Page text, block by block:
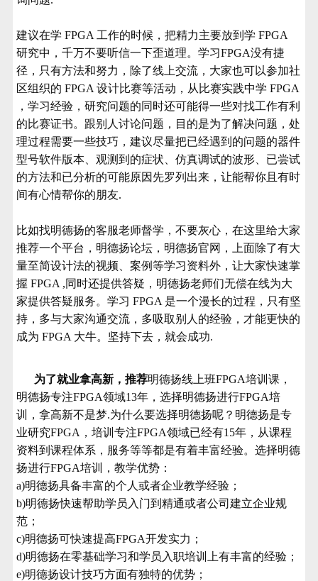
建议在学 FPGA 工作的时候，把精力主要放到学 FPGA
研究中，千万不要听信一下歪道理。学习FPGA没有捷
径，只有方法和努力，除了线上交流，大家也可以参加社
区组织的 FPGA 设计比赛等活动，从比赛实践中学 FPGA
，学习经验，研究问题的同时还可能得一些对找工作有利
的比赛证书。跟别人讨论问题，目的是为了解决问题，处
理过程需要一些技巧，建议尽量把已经遇到的问题的器件
型号软件版本、观测到的症状、仿真调试的波形、已尝试
的方法和已分析的可能原因先罗列出来，让能帮你且有时
间有心情帮你的朋友.
比如找明德扬的客服老师督学，不要灰心，在这里给大家
推荐一个平台，明德扬论坛，明德扬官网，上面除了有大
量至简设计法的视频、案例等学习资料外，让大家快速掌
握 FPGA ,同时还提供答疑，明德扬老师们无偿在线为大
家提供答疑服务。学习 FPGA 是一个漫长的过程，只有坚
持，多与大家沟通交流，多吸取别人的经验，才能更快的
成为 FPGA 大牛。坚持下去，就会成功.
为了就业拿高新，推荐明德扬线上班FPGA培训课，
明德扬专注FPGA领域13年，选择明德扬进行FPGA培
训
，拿高新不是梦.为什么要选择明德扬呢？ 明德扬是专
业研究FPGA，培训专注FPGA领域已经有15年，从课程
资料到课程体系，服务等等都是有着丰富经验。选择明德
扬进行FPGA培训
，教学优势：
a)明德扬具备丰富的个人或者企业教学经验；
b)明德扬快速帮助学员入门到精通或者公司建立企业规
范；
c)明德扬可快速提高FPGA开发实力；
d)明德扬在零基础学习和学员入职培训上有丰富的经验；
e)明德扬设计技巧方面有独特的优势；